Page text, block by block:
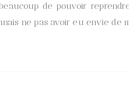
de pouvoir
ne pas avoir eu envie de